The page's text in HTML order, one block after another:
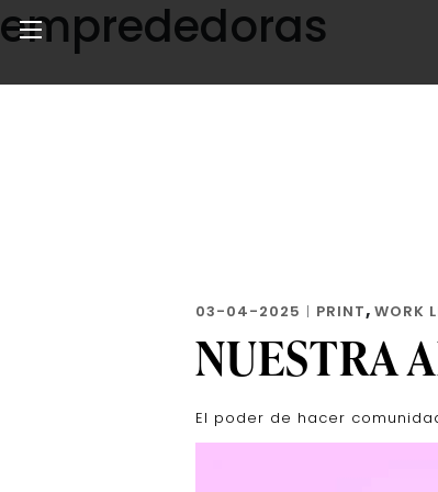
Skip
to
content
Noticias de negocios, innovación, tecnología y
emprededoras
03-04-2025 | PRINT, WORK
NUESTRA
El poder de hacer